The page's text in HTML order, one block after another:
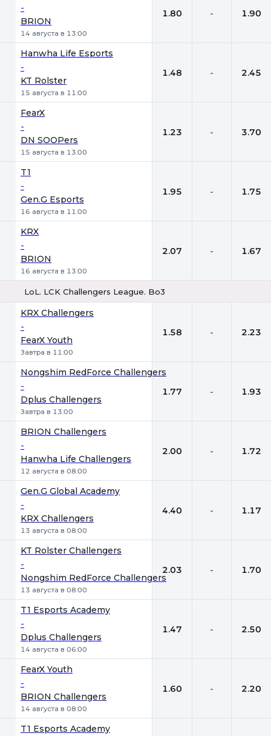
-
BRION
14 августа в 13:00
1.80 - 1.90
Hanwha Life Esports
-
KT Rolster
15 августа в 11:00
1.48 - 2.45
FearX
-
DN SOOPers
15 августа в 13:00
1.23 - 3.70
T1
-
Gen.G Esports
16 августа в 11:00
1.95 - 1.75
KRX
-
BRION
16 августа в 13:00
2.07 - 1.67
LoL. LCK Challengers League. Bo3
KRX Challengers
-
FearX Youth
Завтра в 11:00
1.58 - 2.23
Nongshim RedForce Challengers
-
Dplus Challengers
Завтра в 13:00
1.77 - 1.93
BRION Challengers
-
Hanwha Life Challengers
12 августа в 08:00
2.00 - 1.72
Gen.G Global Academy
-
KRX Challengers
13 августа в 08:00
4.40 - 1.17
KT Rolster Challengers
-
Nongshim RedForce Challengers
13 августа в 08:00
2.03 - 1.70
T1 Esports Academy
-
Dplus Challengers
14 августа в 06:00
1.47 - 2.50
FearX Youth
-
BRION Challengers
14 августа в 08:00
1.60 - 2.20
T1 Esports Academy